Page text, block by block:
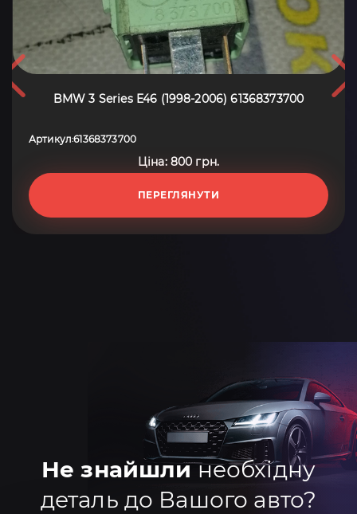
BMW 3 Series E46 (1998-2006) 61368373700
Артикул:61368373700
Ціна: 800 грн.
ПЕРЕГЛЯНУТИ
Не знайшлинеобхідну
деталь до Вашого авто?